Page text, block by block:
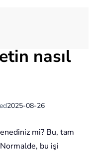
nasıl
2025-08-26
mi? Bu, tam
bu işi